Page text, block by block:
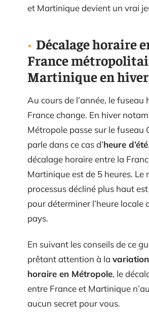
et Martinique devient un vrai
Décalage horaire
France
Martinique en hiver
Au cours de l’année, le fuseau
France change. En hiver
Métropole passe sur le fuseau
parle dans ce cas d’heure d’été
décalage horaire entre la
Martinique est de 5 heures. Le
processus décliné plus haut
pour déterminer l’heure locale
pays.
En suivant les conseils de ce
prêtant attention à la
horaire en Métropole, le
entre France et Martinique
aucun secret pour vous.